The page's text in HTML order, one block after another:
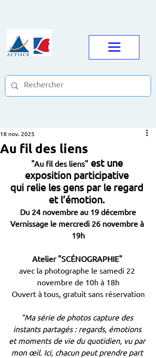
Au fil des liens
18 nov. 2025
"Au fil des liens" est une
exposition participative
qui relie les gens par le regard
et l’émotion.
Du 24 novembre au 19 décembre
Vernissage le mercredi 26 novembre à
19h
Atelier "SCÉNOGRAPHIE"
avec la photographe le samedi 22
novembre de 10h à 18h
Ouvert à tous, gratuit sans réservation
"Ma série de photos capture des
instants partagés : regards, émotions
et moments de vie du quotidien, vu par
mon œil. Ici, chacun peut prendre part